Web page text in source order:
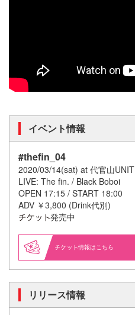
イベント情報
#thefin_04
2020/03/14(sat) at 代官山UNIT
LIVE: The fin. / Black Boboi
OPEN 17:15 / START 18:00
ADV ￥3,800 (Drink代別)
発売中
情報はこちら
リリース情報